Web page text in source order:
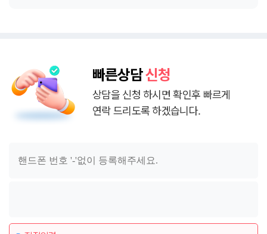
빠른상담신청
상담을 신청 하시면 확인후 빠르게
연락 드리도록 하겠습니다.